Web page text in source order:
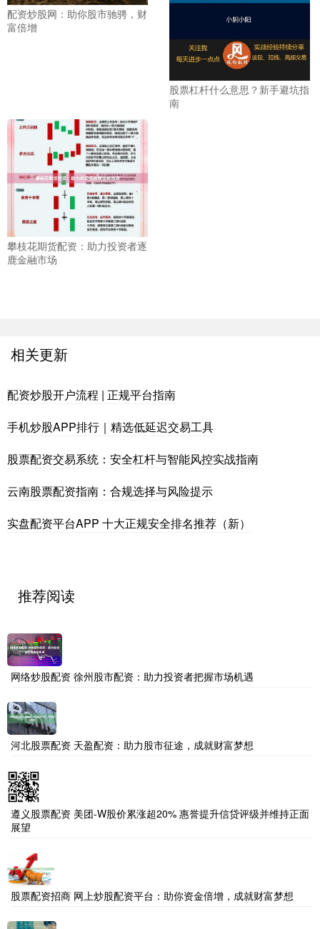
配资炒股网：助你股市驰骋，财
富倍增
股票杠杆什么意思？新手避坑指
南
攀枝花期货配资：助力投资者逐
鹿金融市场
相关更新
配资炒股开户流程 | 正规平台指南
手机炒股APP排行｜精选低延迟交易工具
股票配资交易系统：安全杠杆与智能风控实战指南
云南股票配资指南：合规选择与风险提示
实盘配资平台APP 十大正规安全排名推荐（新）
推荐阅读
网络炒股配资 徐州股市配资：助力投资者把握市场机遇
河北股票配资 天盈配资：助力股市征途，成就财富梦想
遵义股票配资 美团-W股价累涨超20% 惠誉提升信贷评级并维持正面
展望
股票配资招商 网上炒股配资平台：助你资金倍增，成就财富梦想